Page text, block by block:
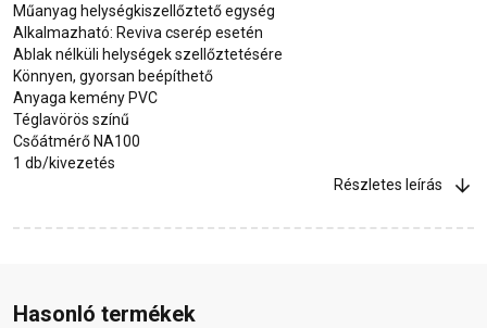
Műanyag helységkiszellőztető egység
Alkalmazható: Reviva cserép esetén
Ablak nélküli helységek szellőztetésére
Könnyen, gyorsan beépíthető
Anyaga kemény PVC
Téglavörös színű
Csőátmérő NA100
1 db/kivezetés
Részletes leírás
Hasonló termékek